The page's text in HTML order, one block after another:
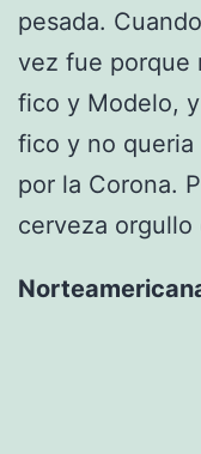
pesada.
vez fue porque
fico y Modelo,
fico y no
por la Corona.
cerveza